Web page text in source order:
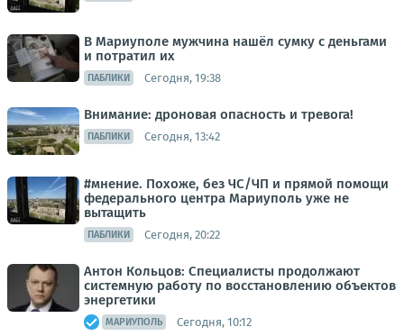
В Мариуполе мужчина нашёл сумку с деньгами
и потратил их
ПАБЛИКИ Сегодня, 19:38
Внимание: дроновая опасность и тревога!
ПАБЛИКИ Сегодня, 13:42
#мнение. Похоже, без ЧС/ЧП и прямой помощи
федерального центра Мариуполь уже не
вытащить
ПАБЛИКИ Сегодня, 20:22
Антон Кольцов: Специалисты продолжают
системную работу по восстановлению объектов
энергетики
МАРИУПОЛЬ Сегодня, 10:12